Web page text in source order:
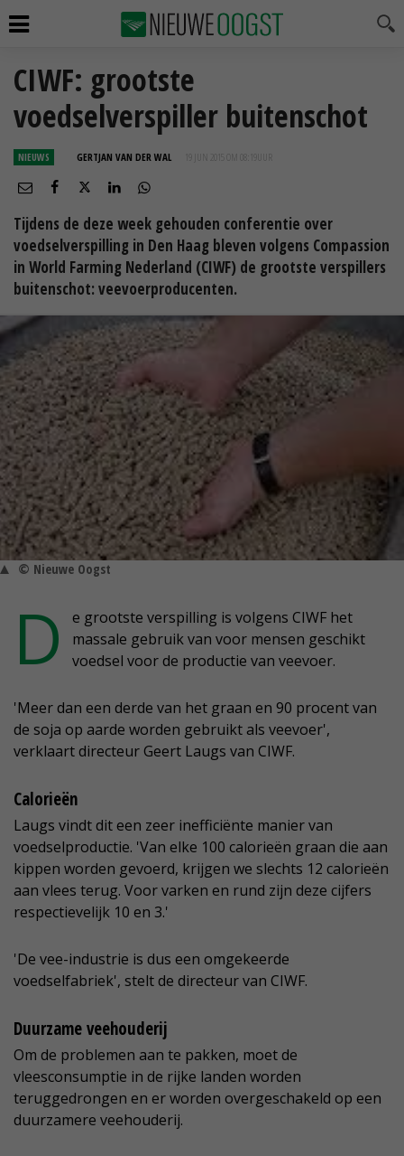
CIWF: grootste
voedselverspiller buitenschot
NIEUWS GERTJAN VAN DER WAL 19 JUN 2015 OM 08:19
Tijdens de deze week gehouden conferentie over
voedselverspilling in Den Haag bleven volgens Compassion
in World Farming Nederland (CIWF) de grootste verspillers
buitenschot: veevoerproducenten.
© Nieuwe Oogst
D
e grootste verspilling is volgens CIWF het
massale gebruik van voor mensen geschikt
voedsel voor de productie van veevoer.
'Meer dan een derde van het graan en 90 procent van
de soja op aarde worden gebruikt als veevoer',
verklaart directeur Geert Laugs van CIWF.
Calorieën
Laugs vindt dit een zeer inefficiënte manier van
voedselproductie. 'Van elke 100 calorieën graan die aan
kippen worden gevoerd, krijgen we slechts 12 calorieën
aan vlees terug. Voor varken en rund zijn deze cijfers
respectievelijk 10 en 3.'
'De vee-industrie is dus een omgekeerde
voedselfabriek', stelt de directeur van CIWF.
Duurzame veehouderij
Om de problemen aan te pakken, moet de
vleesconsumptie in de rijke landen worden
teruggedrongen en er worden overgeschakeld op een
duurzamere veehouderij.